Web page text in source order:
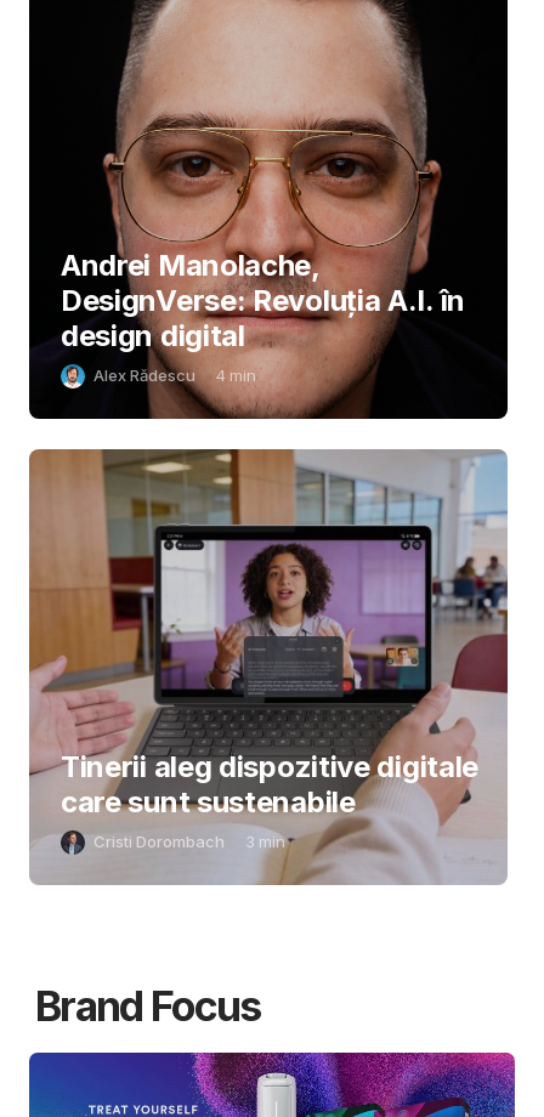
Andrei Manolache,
DesignVerse: Revoluția A.I. în
design digital
Alex Rădescu 4 min
Tinerii aleg dispozitive digitale
care sunt sustenabile
Cristi Dorombach 3 min
Brand Focus